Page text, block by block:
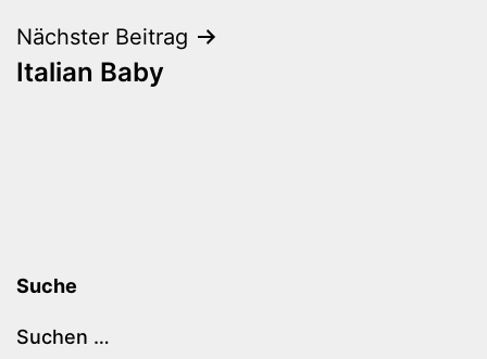
Nächster Beitrag
Italian Baby
Suche
Suchen …